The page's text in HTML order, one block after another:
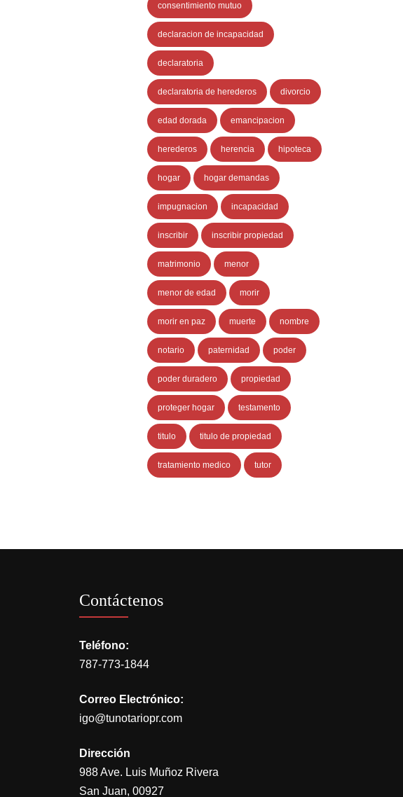
consentimiento mutuo
declaracion de incapacidad
declaratoria
declaratoria de herederos divorcio
edad dorada emancipacion
herederos herencia hipoteca
hogar hogar demandas
impugnacion incapacidad
inscribir inscribir propiedad
matrimonio menor
menor de edad morir
morir en paz muerte nombre
notario paternidad poder
poder duradero propiedad
proteger hogar testamento
titulo titulo de propiedad
tratamiento medico tutor
Contáctenos
Teléfono:
787-773-1844
Correo Electrónico:
igo@tunotariopr.com
Dirección
988 Ave. Luis Muñoz Rivera
San Juan, 00927